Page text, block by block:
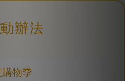
辦法
物季